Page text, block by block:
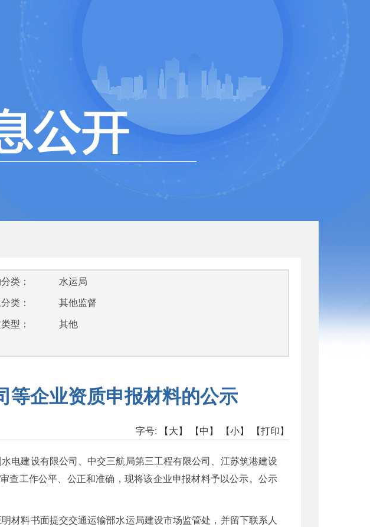
类：
水运局
类：
其他监督
型：
其他
等企业资质申报材料的公示
字号: 【大】 【中】 【小】 【打印】
电建设有限公司、中交三航局第三工程有限公司、江苏筑港建设
查工作公平、公正和准确，现将该企业申报材料予以公示。公示
材料书面提交交通运输部水运局建设市场监管处，并留下联系人